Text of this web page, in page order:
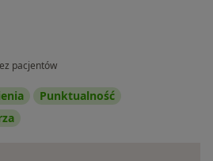
pacjentów
Punktualność